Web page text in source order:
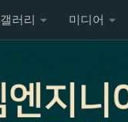
갤러리 미디어